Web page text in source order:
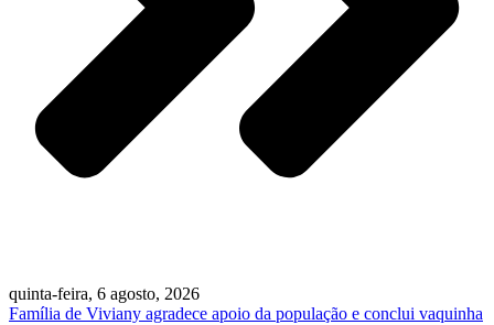
quinta-feira, 6 agosto, 2026
Família de Viviany agradece apoio da população e conclui vaquinha